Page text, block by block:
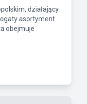
działający
asortyment
obejmuje